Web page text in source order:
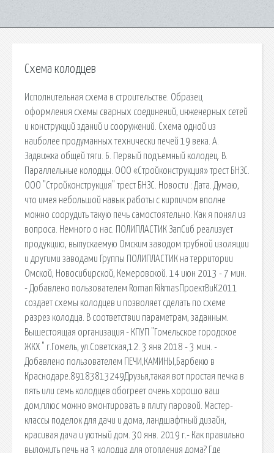
Схема колодцев
Исполнительная схема в строительстве. Образец
оформления схемы сварных соединений, инженерных сетей
и конструкций зданий и сооружений. Схема одной из
наиболее продуманных технически печей 19 века. А.
Задвижка общей тяги. Б. Первый подъемный колодец. В.
Параллельные колодцы. ООО «Стройконструкция» трест БНЗС.
ООО "Стройконструкция" трест БНЗС. Новости : Дата. Думаю,
что имея небольшой навык работы с кирпичом вполне
можно соорудить такую печь самостоятельно. Как я понял из
вопроса. Немного о нас. ПОЛИПЛАСТИК ЗапСиб реализует
продукцию, выпускаемую Омским заводом трубной изоляции
и другими заводами Группы ПОЛИПЛАСТИК на территории
Омской, Новосибирской, Кемеровской. 14 июн 2013 - 7 мин.
- Добавлено пользователем Roman RikmasПроектВиК2011
создает схемы колодцев и позволяет сделать по схеме
разрез колодца. В соответствии параметрам, заданным.
Вышестоящая организация - КПУП "Гомельское городское
ЖКХ " г.Гомель, ул.Советская,12. 3 янв 2018 - 3 мин. -
Добавлено пользователем ПЕЧИ,КАМИНЫ,Барбекю в
Краснодаре.89183813249Друзья,такая вот простая печка в
пять или семь колодцев обогреет очень хорошо ваш
дом,плюс можно вмонтировать в плиту паровой. Мастер-
классы поделок для дачи и дома, ландшафтный дизайн,
красивая дача и уютный дом. 30 янв. 2019 г.- Как правильно
выложить печь на 3 колодца для отопления дома? Где